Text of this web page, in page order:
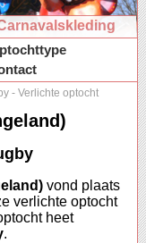
- Verlichte optocht
vond plaats
verlichte optocht
heet
.